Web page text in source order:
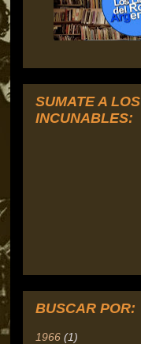
SUMATE A LOS
INCUNABLES:
BUSCAR POR:
1966 (1)